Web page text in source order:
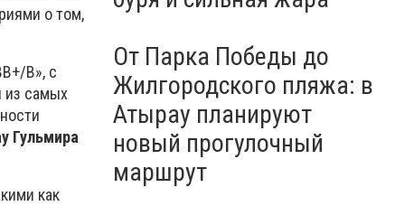
о том,
B», с
из самых
Гульмира
как
От Парка Победы до
Жилгородского пляжа: в
Атырау планируют
новый прогулочный
маршрут